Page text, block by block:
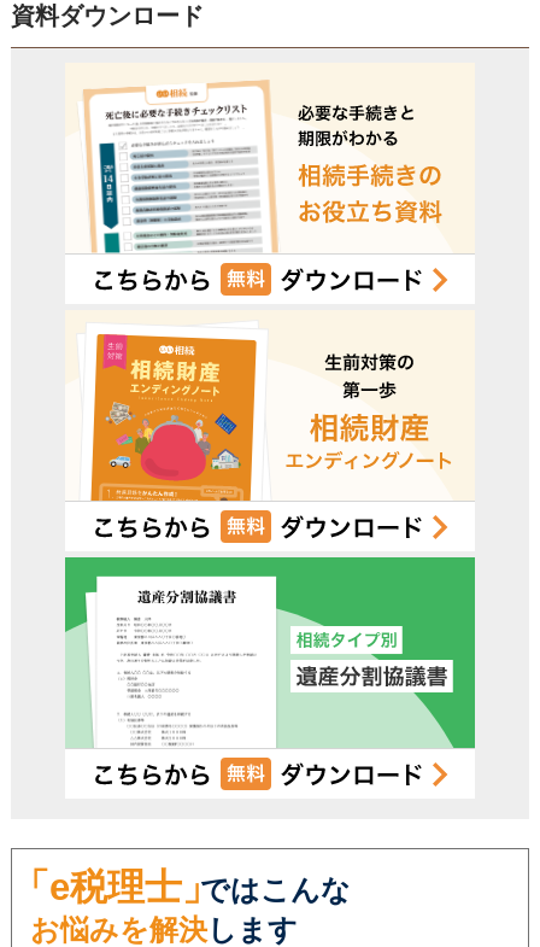
受付時間 平日9:00–19:00 / 土日祝9:00–18:00
資料ダウンロード
「e税理士」ではこんな
お悩みを解決します